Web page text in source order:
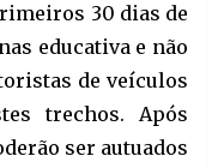
30 dias de
educativa e não
de veículos
trechos. Após
ser autuados